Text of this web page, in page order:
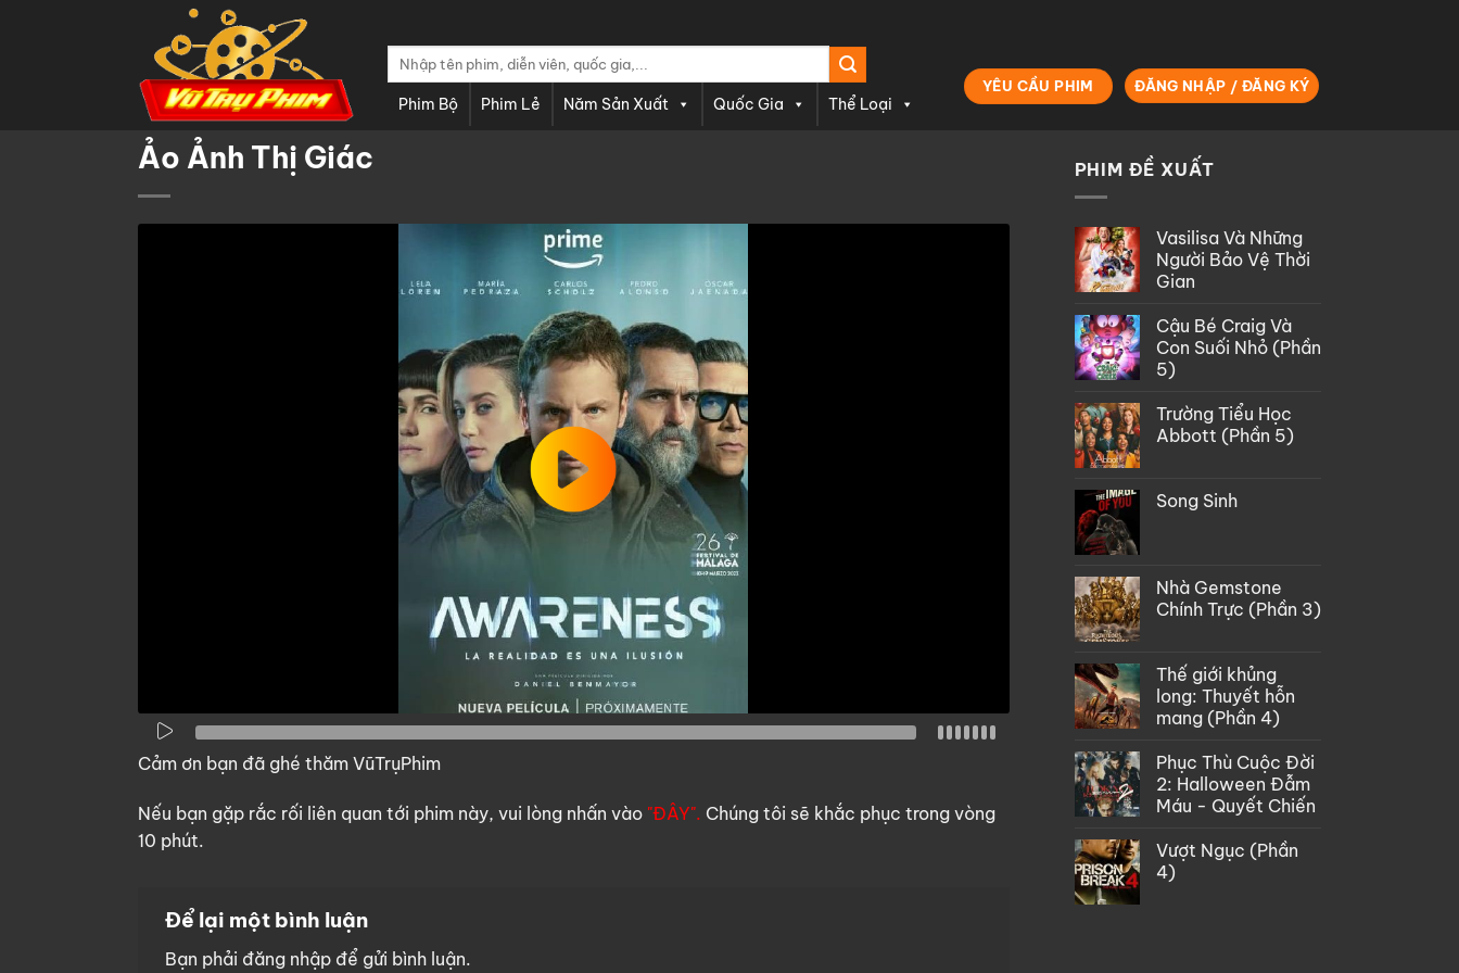
Tìm
Phim Bộ Phim Lẻ Năm Sản Xuất Quốc Gia Thể Loại
YÊU CẦU PHIM ĐĂNG NHẬP / ĐĂNG KÝ
Ảo Ảnh Thị Giác
Cảm ơn bạn đã ghé thăm VũTrụPhim
Nếu bạn gặp rắc rối liên quan tới phim này, vui lòng nhấn vào "ĐÂY". Chúng tôi sẽ khắc phục trong vòng
10 phút.
Để lại một bình luận
Bạn phải đăng nhập để gửi bình luận.
PHIM ĐỀ XUẤT
Vasilisa Và Những
Người Bảo Vệ Thời
Gian
Cậu Bé Craig Và
Con Suối Nhỏ (Phần
5)
Trường Tiểu Học
Abbott (Phần 5)
Song Sinh
Nhà Gemstone
Chính Trực (Phần 3)
Thế giới khủng
long: Thuyết hỗn
mang (Phần 4)
Phục Thù Cuộc Đời
2: Halloween Đẫm
Máu - Quyết Chiến
Vượt Ngục (Phần
4)